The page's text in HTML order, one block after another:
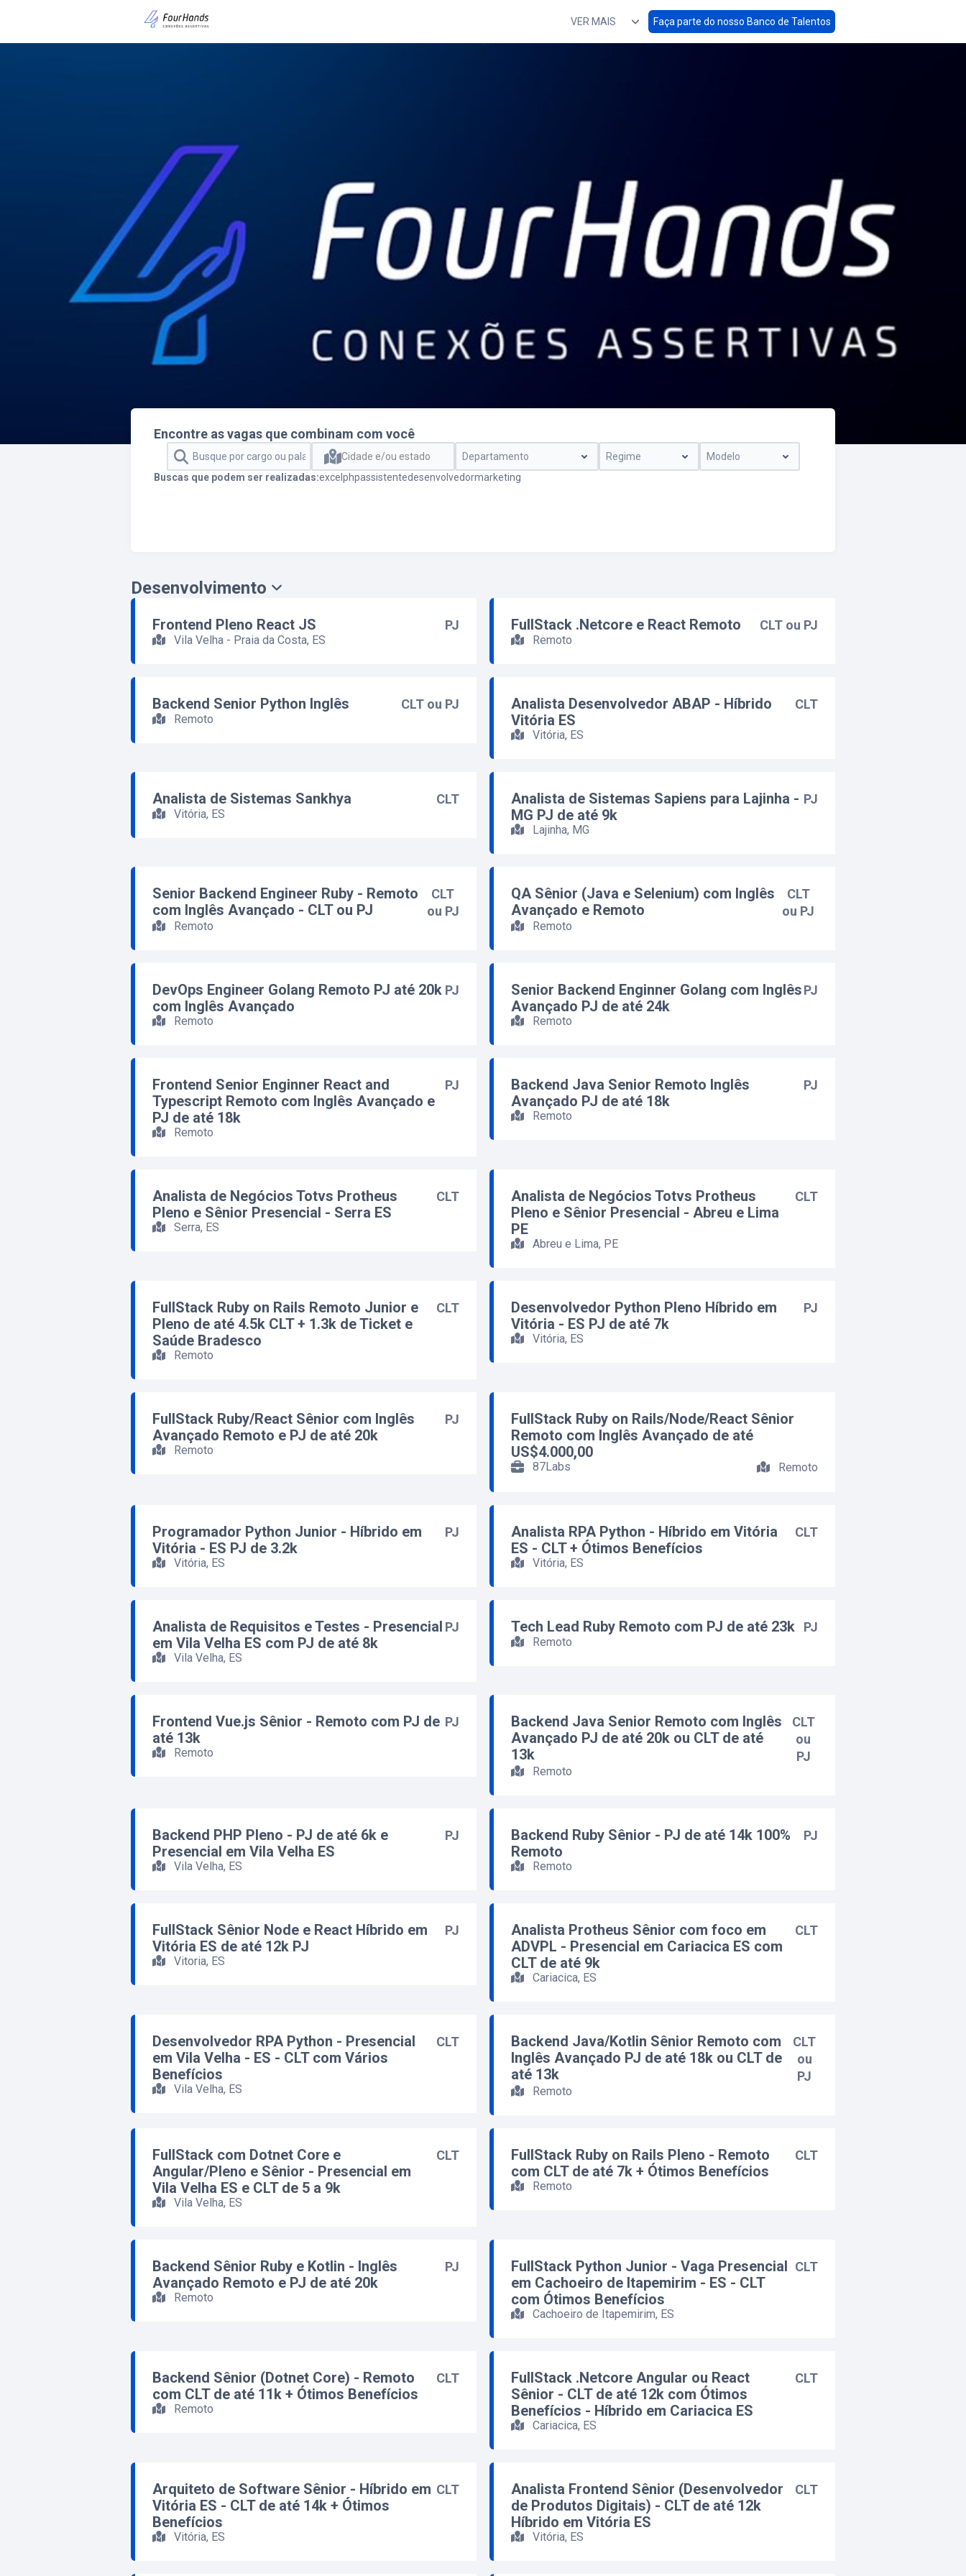
VER MAIS Faça parte do nosso Banco de Talentos
Encontre as vagas que combinam com você
Cidade e/ou estado Departamento Regime
Modelo
Buscas que podem ser realizadas:excel phpassistentedesenvolvedormarketing
Desenvolvimento
Frontend Pleno React JS PJ
Vila Velha - Praia da Costa, ES
FullStack .Netcore e React Remoto CLT ou PJ
Remoto
Backend Senior Python Inglês CLT ou PJ
Remoto
Analista Desenvolvedor ABAP - Híbrido
Vitória ES
CLT
Vitória, ES
Analista de Sistemas Sankhya CLT
Vitória, ES
Analista de Sistemas Sapiens para Lajinha -
MG PJ de até 9k
PJ
Lajinha, MG
Senior Backend Engineer Ruby - Remoto
com Inglês Avançado - CLT ou PJ
CLT
ou PJ
Remoto
QA Sênior (Java e Selenium) com Inglês
Avançado e Remoto
CLT
ou PJ
Remoto
DevOps Engineer Golang Remoto PJ até 20k
com Inglês Avançado
PJ
Remoto
Senior Backend Enginner Golang com Inglês
Avançado PJ de até 24k
PJ
Remoto
Frontend Senior Enginner React and
Typescript Remoto com Inglês Avançado e
PJ de até 18k
PJ
Remoto
Backend Java Senior Remoto Inglês
Avançado PJ de até 18k
PJ
Remoto
Analista de Negócios Totvs Protheus
Pleno e Sênior Presencial - Serra ES
CLT
Serra, ES
Analista de Negócios Totvs Protheus
Pleno e Sênior Presencial - Abreu e Lima
PE
CLT
Abreu e Lima, PE
FullStack Ruby on Rails Remoto Junior e
Pleno de até 4.5k CLT + 1.3k de Ticket e
Saúde Bradesco
CLT
Remoto
Desenvolvedor Python Pleno Híbrido em
Vitória - ES PJ de até 7k
PJ
Vitória, ES
FullStack Ruby/React Sênior com Inglês
Avançado Remoto e PJ de até 20k
PJ
Remoto
FullStack Ruby on Rails/Node/React Sênior
Remoto com Inglês Avançado de até
US$4.000,00
87Labs Remoto
Programador Python Junior - Híbrido em
Vitória - ES PJ de 3.2k
PJ
Vitória, ES
Analista RPA Python - Híbrido em Vitória
ES - CLT + Ótimos Benefícios
CLT
Vitória, ES
Analista de Requisitos e Testes - Presencial
em Vila Velha ES com PJ de até 8k
PJ
Vila Velha, ES
Tech Lead Ruby Remoto com PJ de até 23k PJ
Remoto
Frontend Vue.js Sênior - Remoto com PJ de
até 13k
PJ
Remoto
Backend Java Senior Remoto com Inglês
Avançado PJ de até 20k ou CLT de até
13k
CLT
ou
PJ
Remoto
Backend PHP Pleno - PJ de até 6k e
Presencial em Vila Velha ES
PJ
Vila Velha, ES
Backend Ruby Sênior - PJ de até 14k 100%
Remoto
PJ
Remoto
FullStack Sênior Node e React Híbrido em
Vitória ES de até 12k PJ
PJ
Vitoria, ES
Analista Protheus Sênior com foco em
ADVPL - Presencial em Cariacica ES com
CLT de até 9k
CLT
Cariacica, ES
Desenvolvedor RPA Python - Presencial
em Vila Velha - ES - CLT com Vários
Benefícios
CLT
Vila Velha, ES
Backend Java/Kotlin Sênior Remoto com
Inglês Avançado PJ de até 18k ou CLT de
até 13k
CLT
ou
PJ
Remoto
FullStack com Dotnet Core e
Angular/Pleno e Sênior - Presencial em
Vila Velha ES e CLT de 5 a 9k
CLT
Vila Velha, ES
FullStack Ruby on Rails Pleno - Remoto
com CLT de até 7k + Ótimos Benefícios
CLT
Remoto
Backend Sênior Ruby e Kotlin - Inglês
Avançado Remoto e PJ de até 20k
PJ
Remoto
FullStack Python Junior - Vaga Presencial
em Cachoeiro de Itapemirim - ES - CLT
com Ótimos Benefícios
CLT
Cachoeiro de Itapemirim, ES
Backend Sênior (Dotnet Core) - Remoto
com CLT de até 11k + Ótimos Benefícios
CLT
Remoto
FullStack .Netcore Angular ou React
Sênior - CLT de até 12k com Ótimos
Benefícios - Híbrido em Cariacica ES
CLT
Cariacica, ES
Arquiteto de Software Sênior - Híbrido em
Vitória ES - CLT de até 14k + Ótimos
Benefícios
CLT
Vitória, ES
Analista Frontend Sênior (Desenvolvedor
de Produtos Digitais) - CLT de até 12k
Híbrido em Vitória ES
CLT
Vitória, ES